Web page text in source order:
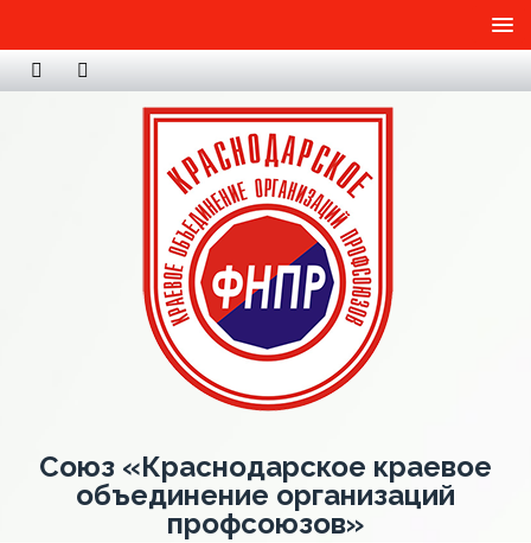
Союз «Краснодарское краевое
объединение организаций
профсоюзов»